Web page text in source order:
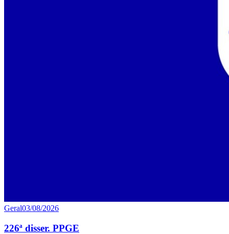
Geral03/08/2026
226ª disser. PPGE